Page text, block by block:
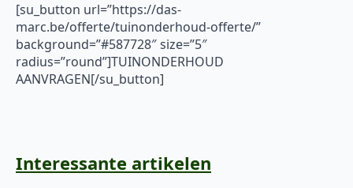
[su_button url=”https://das-
marc.be/offerte/tuinonderhoud-offerte/”
background=”#587728″ size=”5″
radius=”round”]TUINONDERHOUD
AANVRAGEN[/su_button]
Interessante artikelen